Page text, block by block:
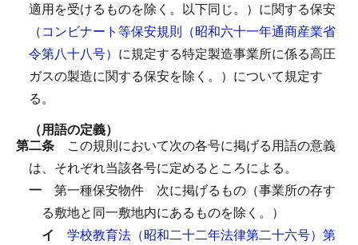
適用を受けるものを除く。以下同じ。）に関する保安
（コンビナート等保安規則（昭和六十一年通商産業省
令第八十八号） に規定する特定製造事業所に係る高圧
ガスの製造に関する保安を除く。）について規定す
る。
（用語の定義）
第二条
この規則において次の各号に掲げる用語の意義
は、それぞれ当該各号に定めるところによる。
一
第一種保安物件
次に掲げるもの（事業所の存す
る敷地と同一敷地内にあるものを除く。）
イ
学校教育法（昭和二十二年法律第二十六号）第